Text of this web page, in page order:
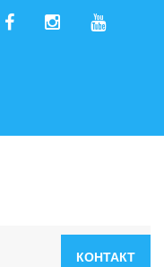
КОНТАКТ